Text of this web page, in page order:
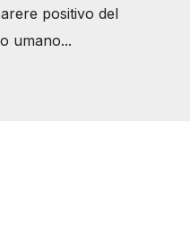
positivo del
umano...